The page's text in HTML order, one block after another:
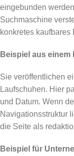
eingebunden
Suchmaschine
konkretes kaufbares
Beispiel aus einem
Sie veröffentlichen
Laufschuhen. Hier
und Datum. Wenn
Navigationsstruktur
die Seite als
Beispiel für